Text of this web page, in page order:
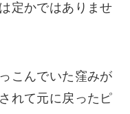
定かではありませ
こんでいた窪みが
れて元に戻ったピ